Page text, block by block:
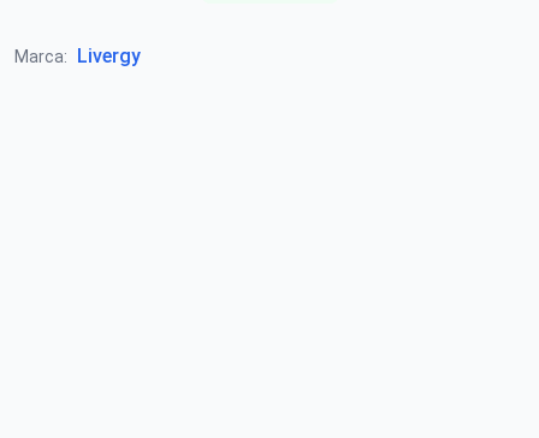
Marca: Livergy